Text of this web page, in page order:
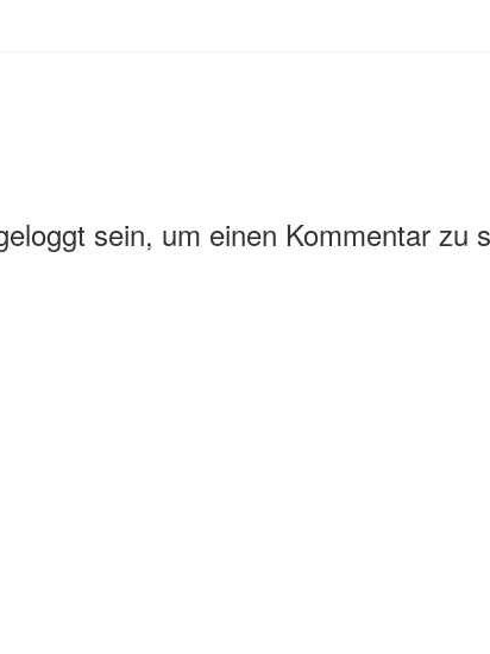
sein, um einen Kommentar zu